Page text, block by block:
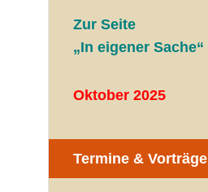
Zur Seite
„In eigener Sache“
Oktober 2025
Termine & Vorträge